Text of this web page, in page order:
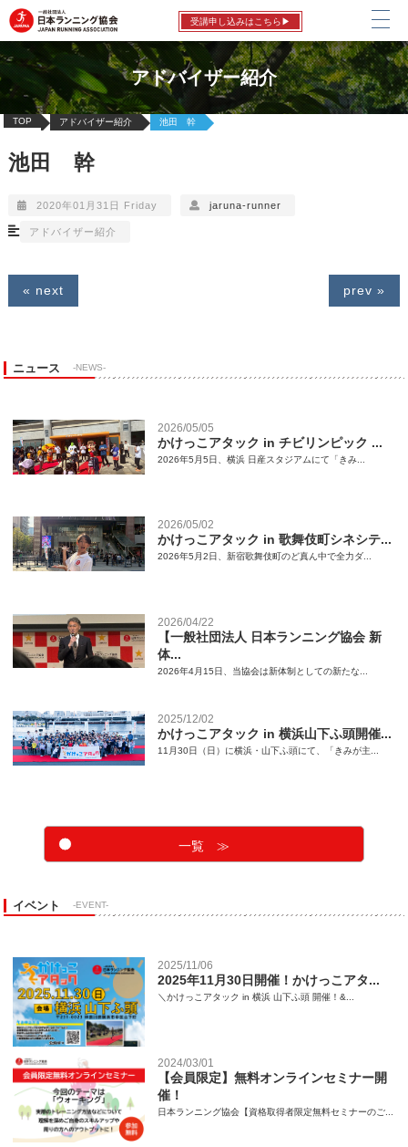
受講申し込みはこちら▶
アドバイザー紹介
TOP アドバイザー紹介 池田 幹
池田 幹
2020年01月31日 Friday jaruna-runner
アドバイザー紹介
« next prev »
ニュース -NEWS-
2026/05/05
かけっこアタック in チビリンピック ...
2026年5月5日、横浜 日産スタジアムにて「きみ...
2026/05/02
かけっこアタック in 歌舞伎町シネシテ...
2026年5月2日、新宿歌舞伎町のど真ん中で全力ダ...
2026/04/22
【一般社団法人 日本ランニング協会 新
体...
2026年4月15日、当協会は新体制としての新たな...
2025/12/02
かけっこアタック in 横浜山下ふ頭開催...
11月30日（日）に横浜・山下ふ頭にて、「きみが主...
一覧 ≫
イベント -EVENT-
2025/11/06
2025年11月30日開催！かけっこアタ...
＼かけっこアタック in 横浜 山下ふ頭 開催！&...
2024/03/01
【会員限定】無料オンラインセミナー開
催！
日本ランニング協会【資格取得者限定無料セミナーのご...